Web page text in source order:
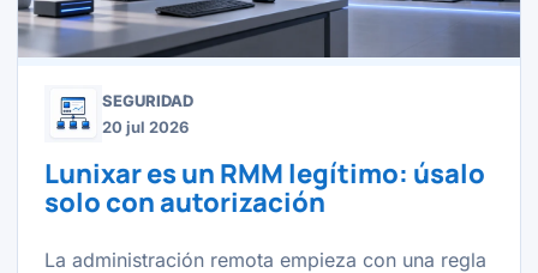
SEGURIDAD
20 jul 2026
Lunixar es un RMM legítimo: úsalo
solo con autorización
La administración remota empieza con una regla